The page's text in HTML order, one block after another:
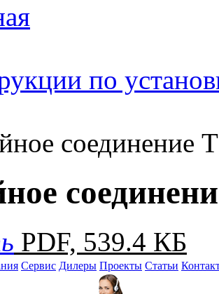
по
соединение
PDF, 539.4 КБ
Сервис Дилеры Проекты Статьи